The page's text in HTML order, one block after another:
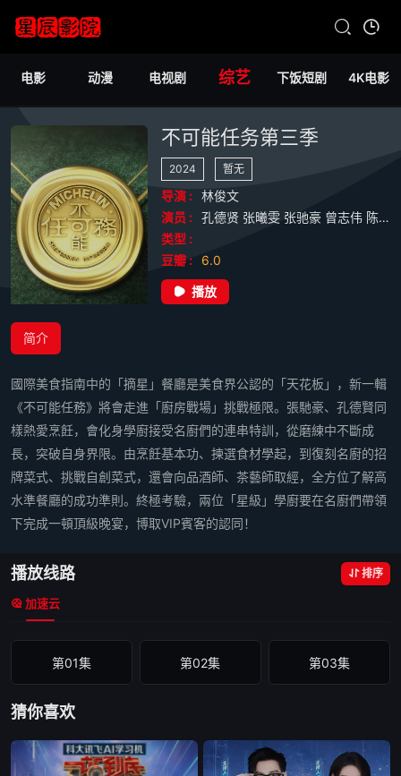
电影 动漫 电视剧 综艺 下饭短剧 4K电影
不可能任务第三季
2024 暂无
导演 :
林俊文
演员 :
孔德贤 张曦雯 张驰豪 曾志伟 陈豪
类型 :
豆瓣 :
6.0
播放
简介
國際美食指南中的「摘星」餐廳是美食界公認的「天花板」，新一輯
《不可能任務》將會走進「廚房戰場」挑戰極限。張馳豪、孔德賢同
樣熱愛烹飪，會化身學廚接受名廚們的連串特訓，從磨練中不斷成
長，突破自身界限。由烹飪基本功、揀選食材學起，到復刻名廚的招
牌菜式、挑戰自創菜式，還會向品酒師、茶藝師取經，全方位了解高
水準餐廳的成功準則。終極考驗，兩位「星級」學廚要在名廚們帶領
下完成一頓頂級晚宴，博取VIP賓客的認同！
播放线路 排序
加速云
第01集 第02集 第03集
猜你喜欢